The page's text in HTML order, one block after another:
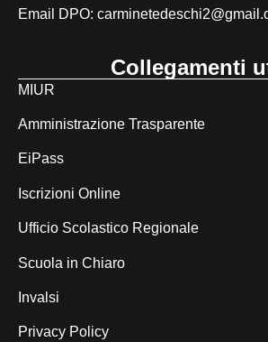
Email DPO:
Collegamenti
MIUR
Amministrazione Trasparente
EiPass
Iscrizioni Online
Ufficio Scolastico Regionale
Scuola in Chiaro
Invalsi
Privacy Policy